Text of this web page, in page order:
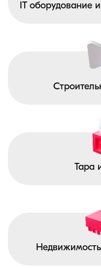
IT оборудование
Тара